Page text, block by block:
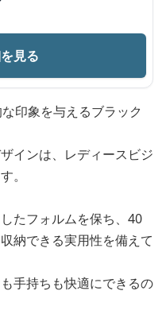
見る
印象を与えるブラック
インは、レディースビジ
。
たフォルムを保ち、40
納できる実用性を備えて
手持ちも快適にできるの